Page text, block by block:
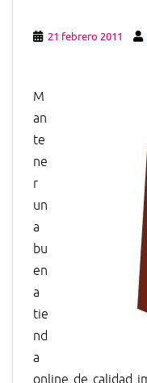
21 febrero 2011
M
an
te
ne
r
un
a
bu
en
a
tie
nd
a
online de calidad